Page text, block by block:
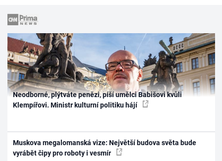
Neodborné, plýtváte penězi, píší umělci Babišovi kvůli
Klempířovi. Ministr kulturní politiku hájí
Muskova megalomanská vize: Největší budova světa bude
vyrábět čipy pro roboty i vesmír